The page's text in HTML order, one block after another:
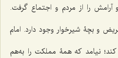
را از مردم و اجتماع گرفت.
و بچۀ شیرخوار وجود دارد. امام
نیامد که همۀ مملکت را به‌هم